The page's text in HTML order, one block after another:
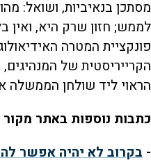
מסתכן בנאיביות, ושואל:
לממש; חזון שרק היא, ואין
פונקציית המטרה
הקרייריסטית של
הראוי ליד שולחן הממשלה
כתבות נוספות באתר מקור
- בקרוב לא יהיה אפשר